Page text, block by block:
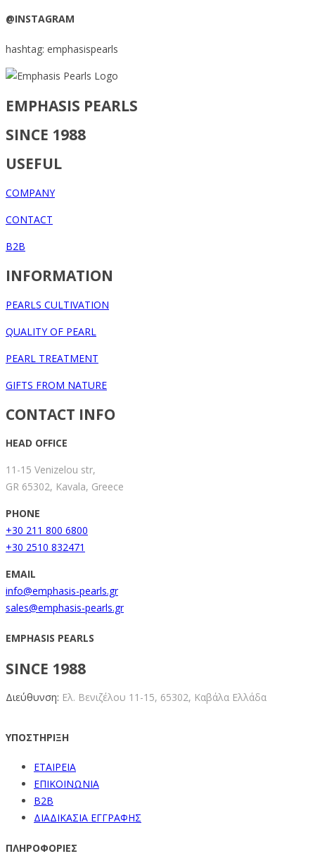
@INSTAGRAM
hashtag: emphasispearls
EMPHASIS PEARLS
SINCE 1988
USEFUL
COMPANY
CONTACT
B2B
INFORMATION
PEARLS CULTIVATION
QUALITY OF PEARL
PEARL TREATMENT
GIFTS FROM NATURE
CONTACT INFO
HEAD OFFICE
11-15 Venizelou str,
GR 65302, Kavala, Greece
PHONE
+30 211 800 6800
+30 2510 832471
EMAIL
info@emphasis-pearls.gr
sales@emphasis-pearls.gr
EMPHASIS PEARLS
SINCE 1988
Διεύθυνση: Ελ. Βενιζέλου 11-15, 65302, Καβάλα Ελλάδα
ΥΠΟΣΤΗΡΙΞΗ
ΕΤΑΙΡΕΙΑ
ΕΠΙΚΟΙΝΩΝΙΑ
B2B
ΔΙΑΔΙΚΑΣΙΑ ΕΓΓΡΑΦΗΣ
ΠΛΗΡΟΦΟΡΙΕΣ